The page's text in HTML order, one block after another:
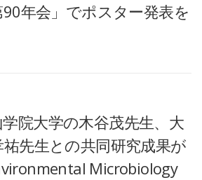
90年会」でポスター発表を
院大学の木谷茂先生、大
先生との共同研究成果が
Microbiology